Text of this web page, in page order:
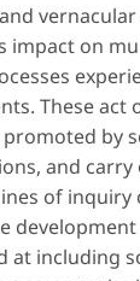
impact on
These
by
and carry
of inquiry
at including